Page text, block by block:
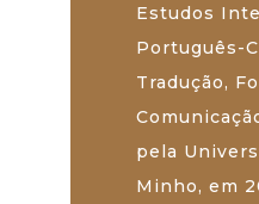
Estudos
Português-
Tradução,
pela
Minho, em